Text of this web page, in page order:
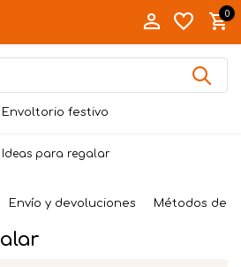
0
Envoltorio festivo
Ideas para regalar
Envío y devoluciones Métodos de